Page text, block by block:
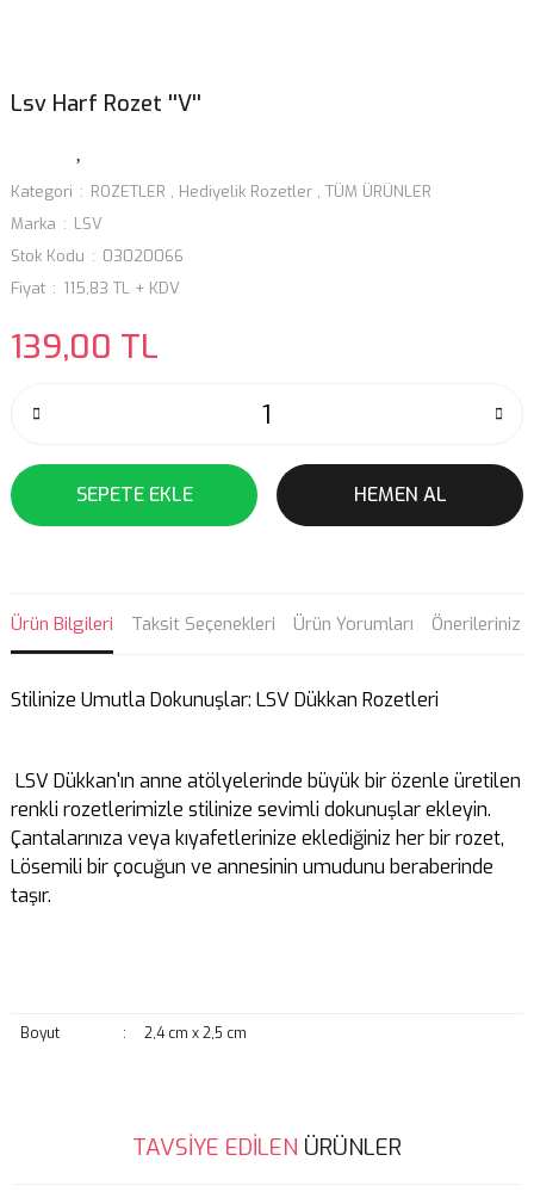
Lsv Harf Rozet ''V''
Kategori ROZETLER , Hediyelik Rozetler , TÜM ÜRÜNLER
Marka
LSV
Stok Kodu
03020066
Fiyat
115,83 TL + KDV
139,00 TL
SEPETE EKLE HEMEN AL
Ürün Bilgileri Taksit Seçenekleri Ürün Yorumları Önerileriniz
Stilinize Umutla Dokunuşlar: LSV Dükkan Rozetleri
LSV Dükkan'ın anne atölyelerinde büyük bir özenle üretilen
renkli rozetlerimizle stilinize sevimli dokunuşlar ekleyin.
Çantalarınıza veya kıyafetlerinize eklediğiniz her bir rozet,
Lösemili bir çocuğun ve annesinin umudunu beraberinde
taşır.
Boyut : 2,4 cm x 2,5 cm
Bu ürünün fiyat bilgisi, resim, ürün açıklamalarında ve diğer
konularda yetersiz gördüğünüz noktaları öneri formunu kullanarak
TAVSİYE EDİLEN ÜRÜNLER